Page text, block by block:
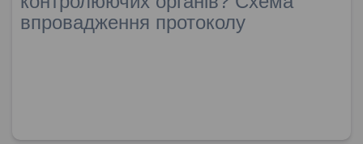
впровадження протоколу